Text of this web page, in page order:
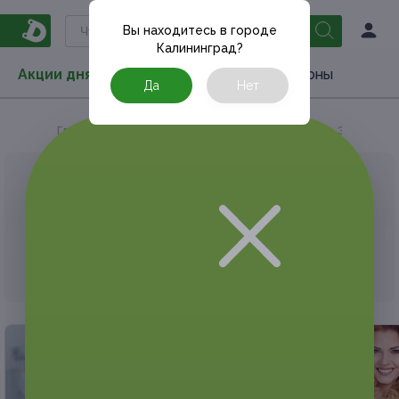
Акции дня Товары Туризм РестоКупоны
Вы находитесь в городе
Калининград?
Да Нет
Главная Эпиляция
К сожалению, выгодные акции быстро
Но у Frendi есть предложения, которые
могут вам понравиться!